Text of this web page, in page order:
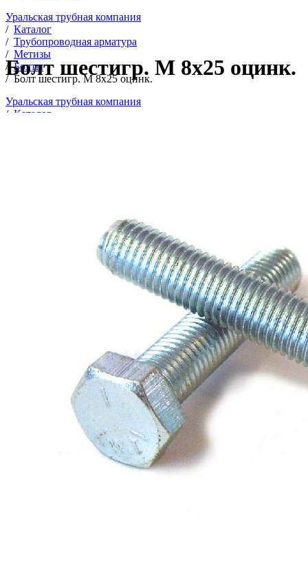
Уральская трубная компания
/ Каталог
/ Трубопроводная арматура
/ Метизы
/ Болты
/ Болт шестигр. М 8х25 оцинк.
Болт шестигр. М 8х25 оцинк.
Уральская трубная компания
/ Каталог